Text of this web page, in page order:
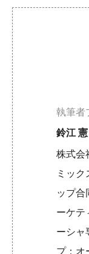
執筆者
鈴江 憲
株式会
ミッ
ップ合
ーケテ
ーシャ
プ：オ